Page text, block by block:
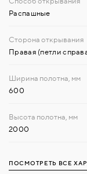
Распашные
Правая (петли
600
2000
ПОСМОТРЕТЬ ВСЕ